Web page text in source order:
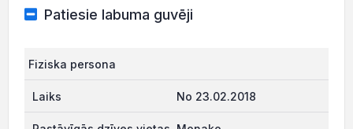
Patiesie labuma guvēji
Fiziska persona
No 23.02.2018